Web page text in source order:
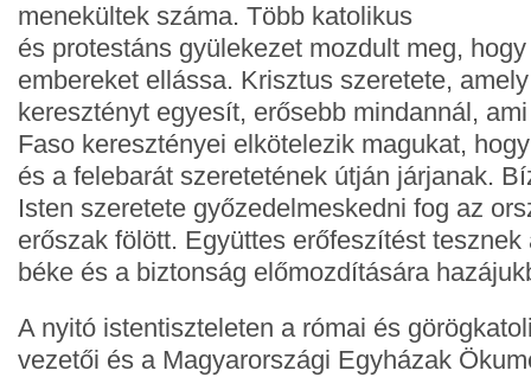
menekültek száma. Több katolikus
és protestáns gyülekezet mozdult meg,
embereket ellássa. Krisztus szeretete,
keresztényt egyesít, erősebb mindannál,
Faso keresztényei elkötelezik magukat,
és a felebarát szeretetének útján járjanak.
Isten szeretete győzedelmeskedni fog az
erőszak fölött. Együttes erőfeszítést tesznek
béke és a biztonság előmozdítására
A nyitó istentiszteleten a római és
vezetői és a Magyarországi Egyházak